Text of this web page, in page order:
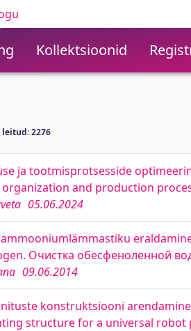
Kollektsioonid
2276
ja tootmisprotsesside
and production
05.06.2024
Очистка обесфеноленной
09.06.2014
konstruktsiooni
structure for a universal robot